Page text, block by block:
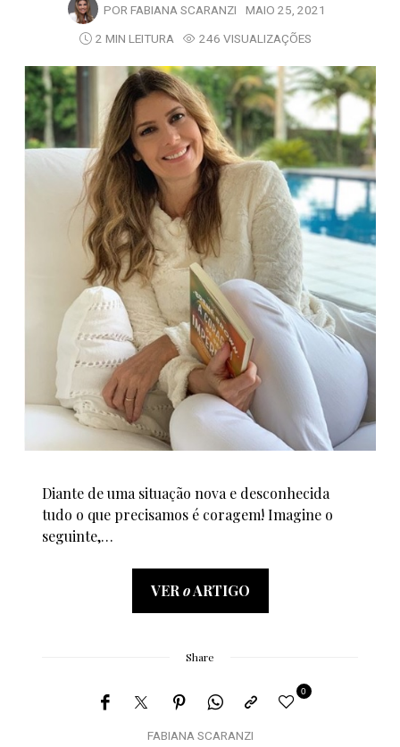
POR FABIANA SCARANZI MAIO 25, 2021
2 MIN LEITURA
246 VISUALIZAÇÕES
Diante de uma situação nova e desconhecida
tudo o que precisamos é coragem! Imagine o
seguinte,…
VER oARTIGO
Share
FABIANA SCARANZI
0